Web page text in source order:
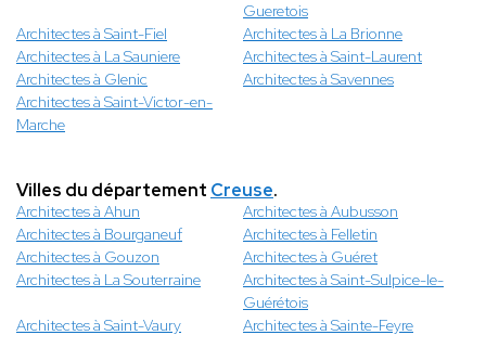
Gueretois
Architectes à Saint-Fiel
Architectes à La Brionne
Architectes à La Sauniere
Architectes à Saint-Laurent
Architectes à Glenic
Architectes à Savennes
Architectes à Saint-Victor-en-
Marche
Villes du département Creuse.
Architectes à Ahun
Architectes à Aubusson
Architectes à Bourganeuf
Architectes à Felletin
Architectes à Gouzon
Architectes à Guéret
Architectes à La Souterraine
Architectes à Saint-Sulpice-le-
Guérétois
Architectes à Saint-Vaury
Architectes à Sainte-Feyre